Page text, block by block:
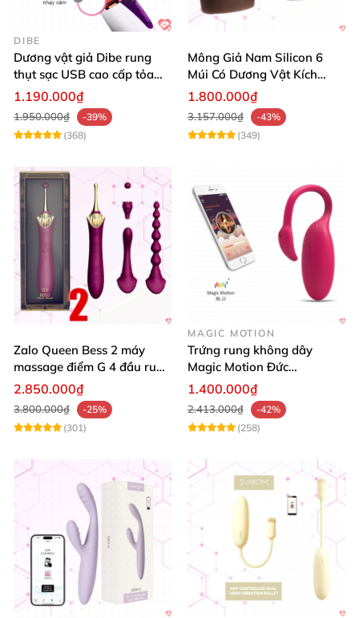
DIBE
Dương vật giả Dibe rung
thụt sạc USB cao cấp tỏa
nhiệt mạnh
1.190.000₫
1.950.000₫
-39%
(368)
Mông Giả Nam Silicon 6
Múi Có Dương Vật Kích
Thước Lớn Hấp Dẫn
1.800.000₫
3.157.000₫
-43%
(349)
Zalo Queen Bess 2 máy
massage điểm G 4 đầu rung
toả nhiệt cao cấp
2.850.000₫
3.800.000₫
-25%
(301)
MAGIC MOTION
Trứng rung không dây
Magic Motion Đức
Bluetooth cao cấp kích thích
1.400.000₫
2.413.000₫
-42%
(258)